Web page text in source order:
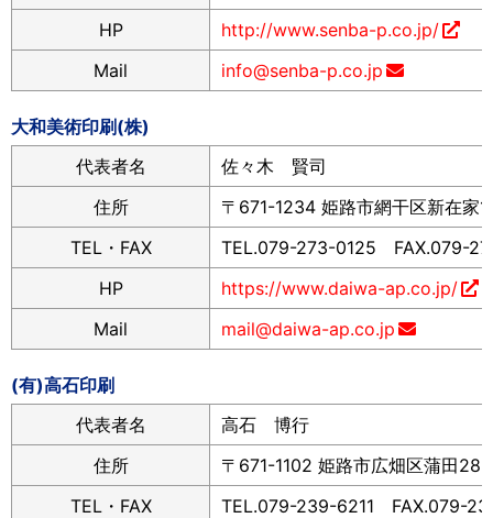
HP
http://www.senba-p.co.jp/
Mail
info@senba-p.co.jp
大和美術印刷(株)
代表者名
佐々木 賢司
住所
〒671-1234 姫路市網干区新在家
TEL・FAX
TEL.079-273-0125 FAX.079-
HP
https://www.daiwa-ap.co.jp/
Mail
mail@daiwa-ap.co.jp
(有)高石印刷
代表者名
高石 博行
住所
〒671-1102 姫路市広畑区蒲田28-
TEL・FAX
TEL.079-239-6211 FAX.079-